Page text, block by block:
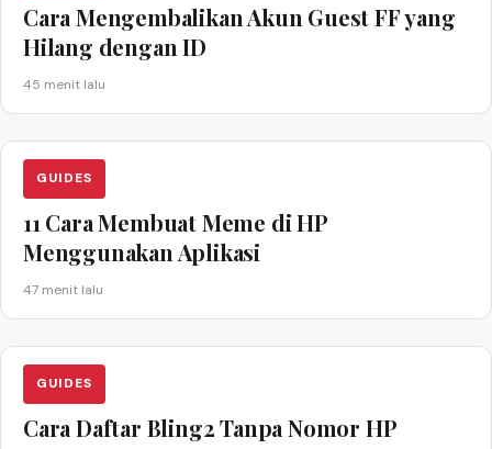
Cara Mengembalikan Akun Guest FF yang
Hilang dengan ID
45 menit lalu
GUIDES
11 Cara Membuat Meme di HP
Menggunakan Aplikasi
47 menit lalu
GUIDES
Cara Daftar Bling2 Tanpa Nomor HP